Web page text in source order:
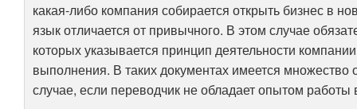
какая-либо компания собирается открыть бизнес в
язык отличается от привычного. В этом случае
которых указывается принцип деятельности
выполнения. В таких документах имеется
случае, если переводчик не обладает опытом